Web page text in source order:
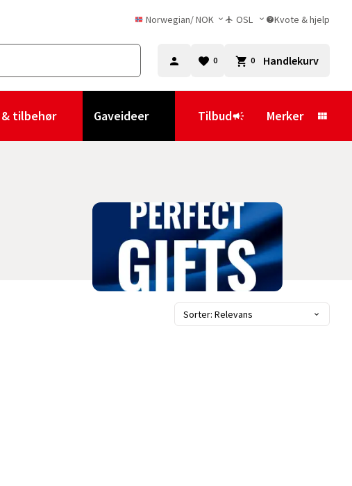
Norwegian/NOK OSL Kvote & hjelp
0 0 Handlekurv
tilbehør Gaveideer Tilbud Merker
Sorter: Relevans